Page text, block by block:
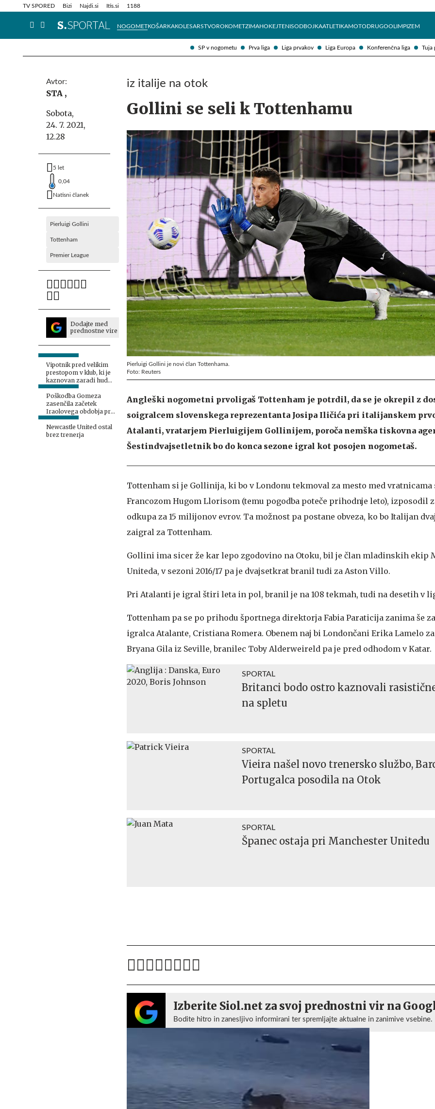
SP v nogometu Prva liga Liga prvakov Liga Europa Konferenčna liga Tuja
TV SPORED Bizi Najdi.si Itis.si 1188
NOGOMETKOŠARKAKOLESARSTVOROKOMETZIMAHOKEJTENISODBOJKAATLETIKAMOTODRUGOOLIMPIZEM
Info in obvestila Tehnik
Avtor:
STA ,
Sobota,
24. 7. 2021,
12.28
5 let
0,04
Natisni članek
Pierluigi Gollini
Tottenham
Premier League
Dodajte med
prednostne vire
Vipotnik pred velikim
prestopom v klub, ki je
kaznovan zaradi hude
afere
Poškodba Gomeza
zasenčila začetek
Iraolovega obdobja pri
Liverpoolu
Newcastle United ostal
brez trenerja
iz italije na otok
Gollini se seli k Tottenhamu
Pierluigi Gollini je novi član Tottenhama.
Foto: Reuters
Angleški nogometni prvoligaš Tottenham je potrdil, da se je okrepil z
soigralcem slovenskega reprezentanta Josipa Iličića pri italijanskem
Atalanti, vratarjem Pierluigijem Gollinijem, poroča nemška tiskovna
Šestindvajsetletnik bo do konca sezone igral kot posojen nogometaš.
Tottenham si je Gollinija, ki bo v Londonu tekmoval za mesto med vratnicama
Francozom Hugom Llorisom (temu pogodba poteče prihodnje leto), izposodil
odkupa za 15 milijonov evrov. Ta možnost pa postane obveza, ko bo Italijan
zaigral za Tottenham.
Gollini ima sicer že kar lepo zgodovino na Otoku, bil je član mladinskih ekip
Uniteda, v sezoni 2016/17 pa je dvajsetkrat branil tudi za Aston Villo.
Pri Atalanti je igral štiri leta in pol, branil je na 108 tekmah, tudi na desetih v
Tottenham pa se po prihodu športnega direktorja Fabia Paraticija zanima še
igralca Atalante, Cristiana Romera. Obenem naj bi Londončani Erika Lamelo
Bryana Gila iz Seville, branilec Toby Alderweireld pa je pred odhodom v Katar.
SPORTAL
Britanci bodo ostro kaznovali
na spletu
SPORTAL
Vieira našel novo trenersko službo,
Portugalca posodila na Otok
SPORTAL
Španec ostaja pri Manchester Unitedu
Izberite Siol.net za svoj prednostni vir na
Bodite hitro in zanesljivo informirani ter spremljajte aktualne in zanimive vsebine.